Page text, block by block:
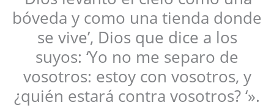
bóveda y como una tienda donde
se vive’, Dios que dice a los
suyos: ‘Yo no me separo de
vosotros: estoy con vosotros, y
¿quién estará contra vosotros? ‘».